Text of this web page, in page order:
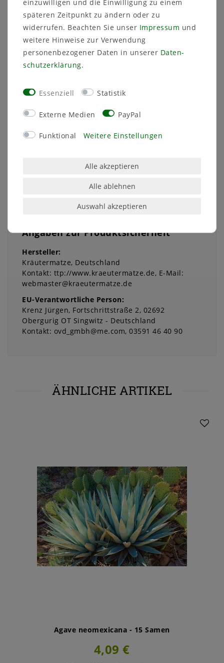
Überwintert wird er bei 12 (±5)°C (abs.
Temperaturminimum: 0°C). Wenn er zu wenig
Licht erhält (bei uns meistens im Winter) wirft er
seine Blätter ab und treibt später wieder neu
aus.
Er ist aus Samen leicht zu ziehen.
Die Aussaat der Samen kann, im Haus, das
Ein paar Tipps zur Aussaat liegen der Sendung
Angaben zur Produktsicherheit
Hersteller:
Kräutermatze Deutschland
Kontakt: ttp://www.kraeutermatze.de E-Mail:
webmaster@kraeutermatze.de
EU-Verantwortliche Person:
Krenz Jürgen Fortschrittstraße 2 02692
Obergurig OT Singwitz
Deutschland
Kontakt: ovd_gmbh@me.com 03591 46 40 90
ÄHNLICHE ARTIKEL
Agave neomexicana - 15 Samen
4,09 €
späteren Zeitpunkt zu ändern oder zu
widerrufen. Beachten Sie unser Impressum und
weitere Hinweise zur Verwendung
personenbezogener Daten in unserer Daten­
schutz­erklärung.
Essenziell Statistik
Externe Medien PayPal
Funktional Weitere Einstellungen
Alle akzeptieren
Alle ablehnen
Auswahl akzeptieren